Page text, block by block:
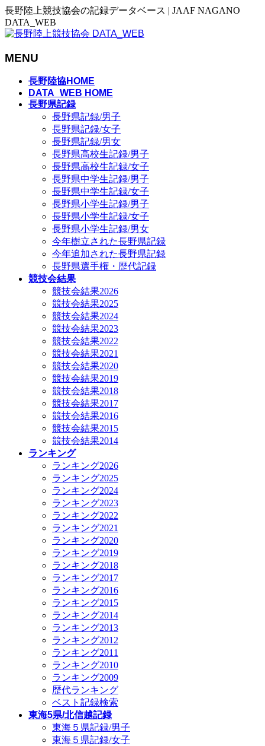
長野陸上競技協会の記録データベース | JAAF NAGANO
DATA_WEB
MENU
長野陸協HOME
DATA_WEB HOME
長野県記録
長野県記録/男子
長野県記録/女子
長野県記録/男女
長野県高校生記録/男子
長野県高校生記録/女子
長野県中学生記録/男子
長野県中学生記録/女子
長野県小学生記録/男子
長野県小学生記録/女子
長野県小学生記録/男女
今年樹立された長野県記録
今年追加された長野県記録
長野県選手権・歴代記録
競技会結果
競技会結果2026
競技会結果2025
競技会結果2024
競技会結果2023
競技会結果2022
競技会結果2021
競技会結果2020
競技会結果2019
競技会結果2018
競技会結果2017
競技会結果2016
競技会結果2015
競技会結果2014
ランキング
ランキング2026
ランキング2025
ランキング2024
ランキング2023
ランキング2022
ランキング2021
ランキング2020
ランキング2019
ランキング2018
ランキング2017
ランキング2016
ランキング2015
ランキング2014
ランキング2013
ランキング2012
ランキング2011
ランキング2010
ランキング2009
歴代ランキング
ベスト記録検索
東海5県/北信越記録
東海５県記録/男子
東海５県記録/女子